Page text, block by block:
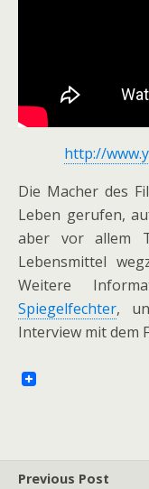
http://
Die Macher des
Leben gerufen,
aber vor allem
Lebensmittel
Weitere
Spiegelfechter,
Interview mit dem
Previous Post